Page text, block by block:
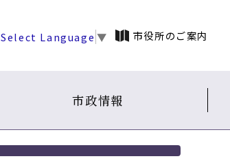
Select Language ▼ 市役所のご案内
市政情報